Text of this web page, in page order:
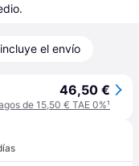
el envío
46,50 €
de 15,50 € TAE 0%¹